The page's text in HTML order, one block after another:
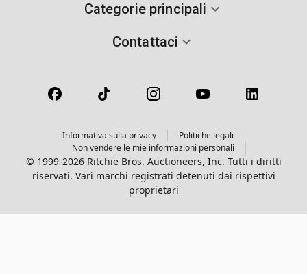
Categorie principali
Contattaci
Informativa sulla privacy
Politiche legali
Non vendere le mie informazioni personali
© 1999-2026 Ritchie Bros. Auctioneers, Inc. Tutti i diritti
riservati. Vari marchi registrati detenuti dai rispettivi
proprietari